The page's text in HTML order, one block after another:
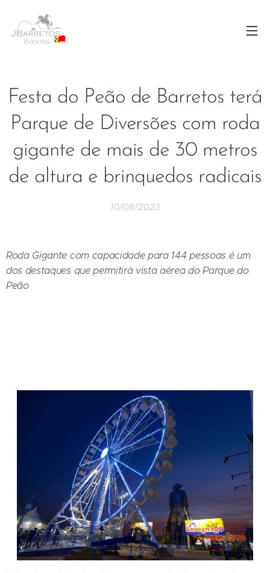
Festa do Peão de Barretos terá
Parque de Diversões com roda
gigante de mais de 30 metros
de altura e brinquedos radicais
10/08/2023
Roda Gigante com capacidade para 144 pessoas é um
dos destaques que permitirá vista aérea do Parque do
Peão